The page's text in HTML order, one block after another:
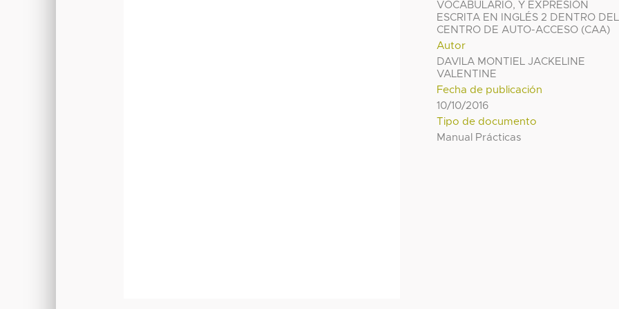
VOCABULARIO, Y EXPRESIÓN
ESCRITA EN INGLÉS 2 DENTRO DEL
CENTRO DE AUTO-ACCESO (CAA)
Autor
DAVILA MONTIEL JACKELINE
VALENTINE
Fecha de publicación
10/10/2016
Tipo de documento
Manual Prácticas